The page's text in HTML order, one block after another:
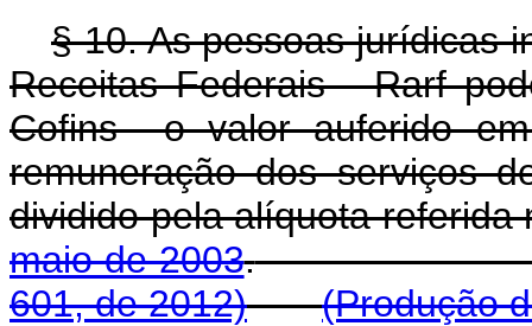
§ 10. As pessoas jurídicas
Receitas Federais - Rarf
Cofins o valor auferido
remuneração dos serviços
dividido pela alíquota
maio de 2003.
601, de 2012)
(Produção